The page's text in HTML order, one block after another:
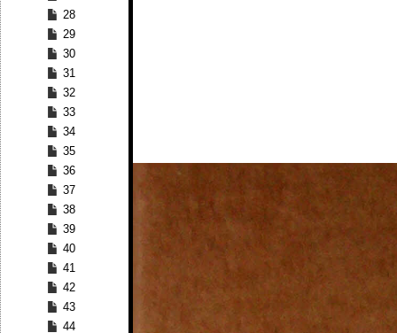
28
29
30
31
32
33
34
35
36
37
38
39
40
41
42
43
44